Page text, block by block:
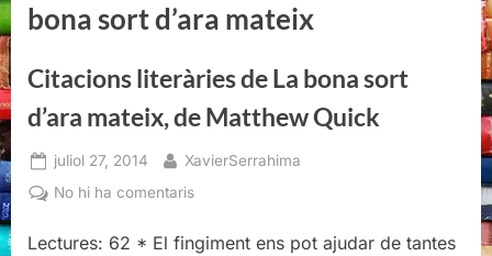
bona sort d’ara mateix
Citacions literàries de La bona sort
d’ara mateix, de Matthew Quick
Posted
on
juliol 27, 2014 By
XavierSerrahima
No hi ha comentarisa
literàries
Lectures: 62 * El fingiment ens pot ajudar de tantes